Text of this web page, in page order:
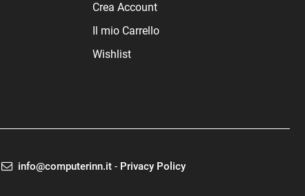
Crea Account
Il mio Carrello
Wishlist
info@computerinn.it- Privacy Policy